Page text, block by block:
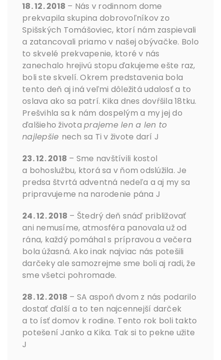
18. 12. 2018 – Nás v rodinnom dome
prekvapila skupina dobrovoľníkov zo
Spišských Tomášoviec, ktorí nám zaspievali
a zatancovali priamo v našej obývačke. Bolo
to skvelé prekvapenie, ktoré v nás
zanechalo hrejivú stopu ďakujeme ešte raz,
boli ste skvelí. Okrem predstavenia bola
tento deň aj iná veľmi dôležitá udalosť a to
oslava ako sa patrí. Kika dnes dovŕšila 18tku.
Prešvihla sa k nám dospelým a my jej do
ďalšieho života prajeme len a len to
najlepšie nech sa Ti v živote darí J
23. 12. 2018 – Sme navštívili kostol
a bohoslužbu, ktorá sa v ňom odslúžila. Je
predsa štvrtá adventná nedeľa a aj my sa
pripravujeme na narodenie pána J
24. 12. 2018 – Štedrý deň snáď približovať
ani nemusíme, atmosféra panovala už od
rána, každý pomáhal s prípravou a večera
bola úžasná. Ako inak najviac nás potešili
darčeky ale samozrejme sme boli aj radi, že
sme všetci pohromade.
28. 12. 2018 – SA aspoň dvom z nás podarilo
dostať ďalší a to ten najcennejší darček
a to ísť domov k rodine. Tento rok boli takto
potešení Janko a Kika. Tak si to pekne užite
J